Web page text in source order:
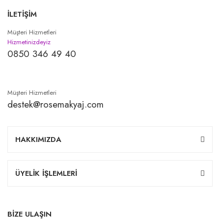
İLETİŞİM
Müşteri Hizmetleri
Hizmetinizdeyiz
0850 346 49 40
Müşteri Hizmetleri
destek@rosemakyaj.com
HAKKIMIZDA
ÜYELİK İŞLEMLERİ
BİZE ULAŞIN